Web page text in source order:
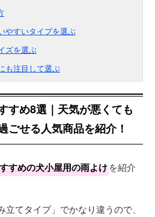
やすいタイプを選ぶ
ズを選ぶ
も注目して選ぶ
すめ8選｜天気が悪くても
ごせる人気商品を紹介！
すめの犬小屋用の雨よけを紹介
立てタイプ」でかなり違うので、